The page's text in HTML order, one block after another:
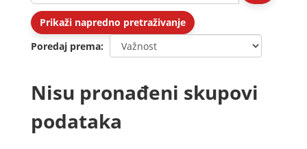
Prikaži napredno pretraživanje
Poredaj prema
Nisu pronađeni skupovi
podataka